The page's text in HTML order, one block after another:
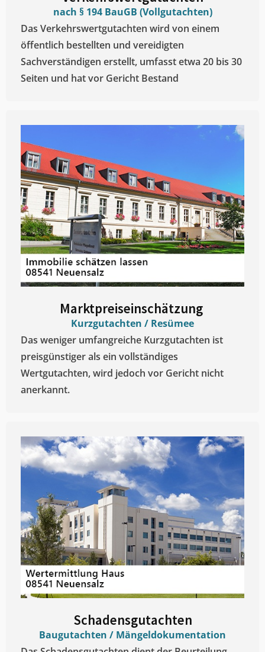
nach § 194 BauGB (Vollgutachten)
Das Verkehrswertgutachten wird von einem
öffentlich bestellten und vereidigten
Sachverständigen erstellt, umfasst etwa 20 bis 30
Seiten und hat vor Gericht Bestand
Marktpreiseinschätzung ​
Kurzgutachten / Resümee
Das weniger umfangreiche Kurzgutachten ist
preisgünstiger als ein vollständiges
Wertgutachten, wird jedoch vor Gericht nicht
anerkannt.
Schadensgutachten
Baugutachten / Mängeldokumentation